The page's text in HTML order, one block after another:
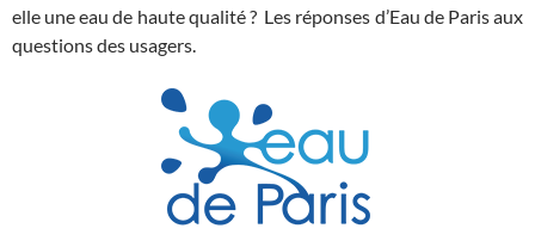
elle une eau de haute qualité ? Les réponses d’Eau de Paris aux
questions des usagers.